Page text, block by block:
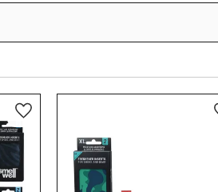
Lägg till i favoriter